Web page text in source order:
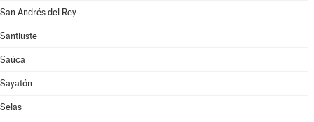
San Andrés del Rey
Santiuste
Saúca
Sayatón
Selas